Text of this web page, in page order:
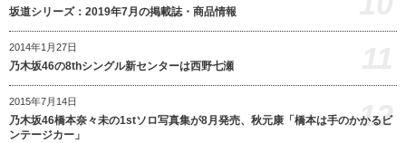
坂道シリーズ：2019年7月の掲載誌・商品情報
2014年1月27日
乃木坂46の8thシングル新センターは西野七瀬
2015年7月14日
乃木坂46橋本奈々未の1stソロ写真集が8月発売、秋元康「橋本は手のかかるビ
ンテージカー」
12